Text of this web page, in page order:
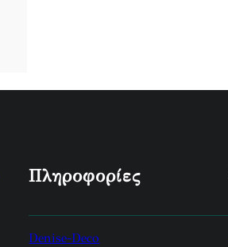
Πληροφορίες
Denise-Deco